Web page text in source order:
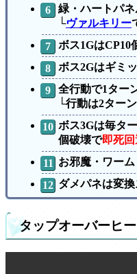
緑・ハートパ
└ヴァルキリー
ボス1GはCP10
ボス2Gはギミ
全行動で1ター
└行動は2ター
ボス3Gは毎タ
個破壊で即死回
お邪魔・ワー
ダメパネは変
タップオーバーヒ